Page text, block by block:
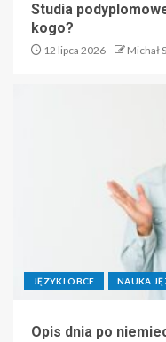
Studia
kogo?
12 lipca 2026 Michał
JĘZYKI OBCE NAUKA
Opis dnia po